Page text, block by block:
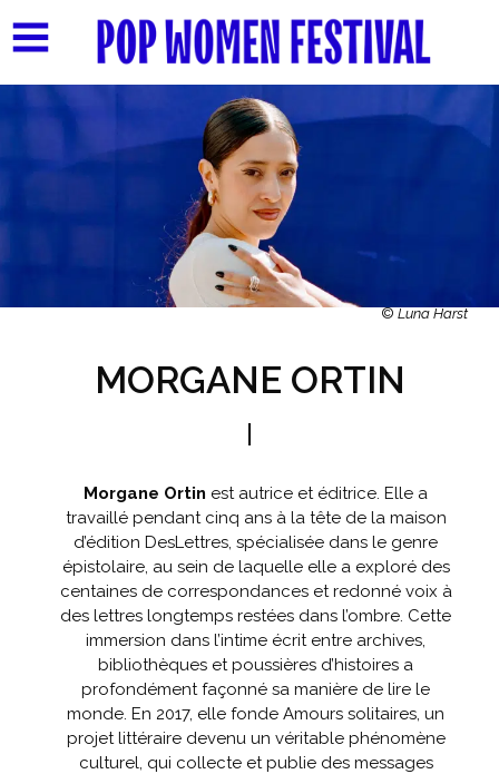
©Luna Harst
MORGANE ORTIN
Morgane Ortin est autrice et éditrice. Elle a
travaillé pendant cinq ans à la tête de la maison
d’édition DesLettres, spécialisée dans le genre
épistolaire, au sein de laquelle elle a exploré des
centaines de correspondances et redonné voix à
des lettres longtemps restées dans l’ombre. Cette
immersion dans l’intime écrit entre archives,
bibliothèques et poussières d’histoires a
profondément façonné sa manière de lire le
monde.En 2017, elle fonde Amours solitaires, un
projet littéraire devenu un véritable phénomène
culturel, qui collecte et publie des messages